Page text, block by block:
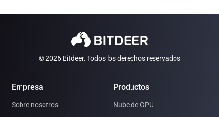
© 2026 Bitdeer. Todos los derechos reservados
Empresa
Sobre nosotros
Productos
Nube de GPU